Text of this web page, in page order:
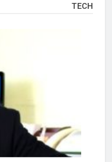
TECH